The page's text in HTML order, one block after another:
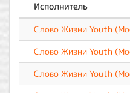
Исполнитель
Слово Жизни Youth
Слово Жизни Youth
Слово Жизни Youth